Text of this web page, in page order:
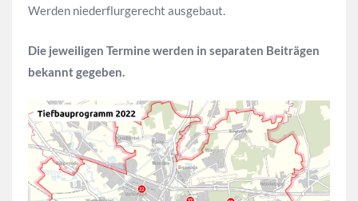
Werden niederflurgerecht ausgebaut.
Die jeweiligen Termine werden in separaten Beiträgen
bekannt gegeben.